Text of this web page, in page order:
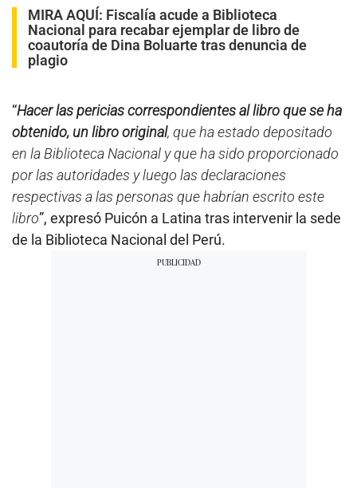
MIRA AQUÍ: Fiscalía acude a Biblioteca
Nacional para recabar ejemplar de libro de
coautoría de Dina Boluarte tras denuncia de
plagio
“Hacer las pericias correspondientes al libro que se ha
obtenido, un libro original, que ha estado depositado
en la Biblioteca Nacional y que ha sido proporcionado
por las autoridades y luego las declaraciones
respectivas a las personas que habrían escrito este
libro”, expresó Puicón a Latina tras intervenir la sede
de la Biblioteca Nacional del Perú.